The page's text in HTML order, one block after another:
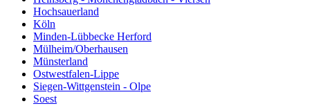
Hochsauerland
Köln
Minden-Lübbecke Herford
Mülheim/Oberhausen
Münsterland
Ostwestfalen-Lippe
Siegen-Wittgenstein - Olpe
Soest